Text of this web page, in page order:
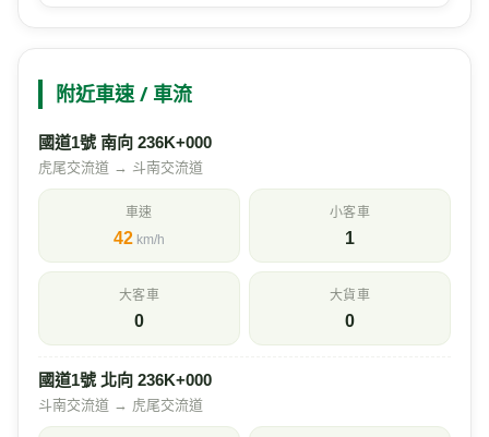
附近車速 / 車流
國道1號 南向 236K+000
虎尾交流道 → 斗南交流道
車速
42 km/h
小客車
1
大客車
0
大貨車
0
國道1號 北向 236K+000
斗南交流道 → 虎尾交流道